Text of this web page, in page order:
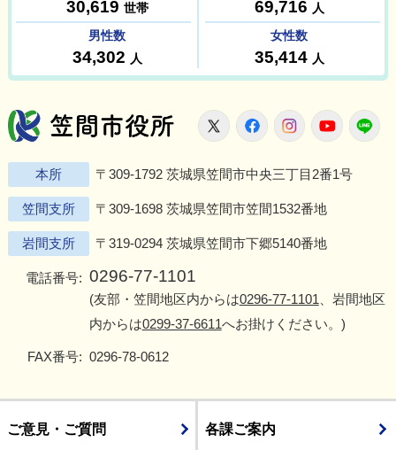
笠間市役所
X FacebookInstagram
本所 〒309-1792 茨城県笠間市中央三丁目2番1号
笠間支所 〒309-1698 茨城県笠間市笠間1532番地
岩間支所 〒319-0294 茨城県笠間市下郷5140番地
電話番号: 0296-77-1101
(友部・笠間地区内からは0296-77-1101 、岩間地区
内からは0299-37-6611へお掛けください。)
FAX番号: 0296-78-0612
ご意見・ご質問 各課ご案内